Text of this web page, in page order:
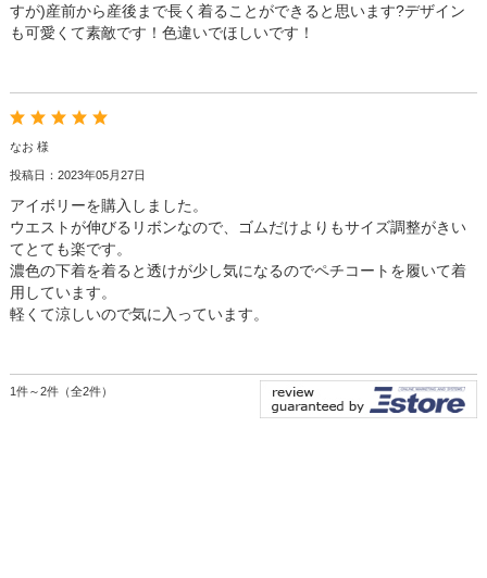
すが)産前から産後まで長く着ることができると思います?デザイン
も可愛くて素敵です！色違いでほしいです！
なお 様
投稿日：2023年05月27日
アイボリーを購入しました。
ウエストが伸びるリボンなので、ゴムだけよりもサイズ調整がきい
てとても楽です。
濃色の下着を着ると透けが少し気になるのでペチコートを履いて着
用しています。
軽くて涼しいので気に入っています。
1件～2件（全2件）